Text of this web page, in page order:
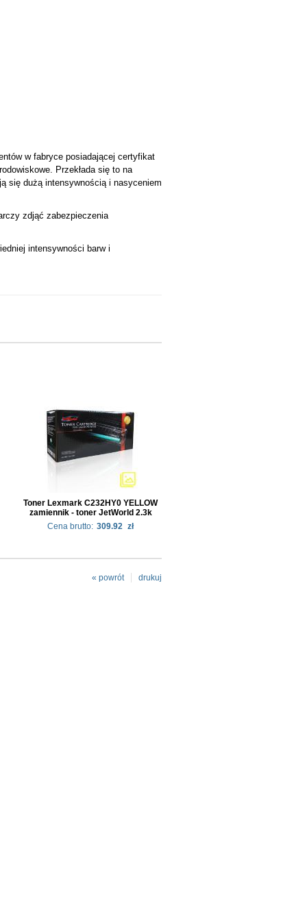
w fabryce posiadającej certyfikat
Przekłada się to na
się dużą intensywnością i nasyceniem
zdjąć zabezpieczenia
intensywności barw i
Toner Lexmark C232HY0 YELLOW
zamiennik - toner JetWorld 2.3k
Cena brutto: 309.92 zł
drukuj
« powrót